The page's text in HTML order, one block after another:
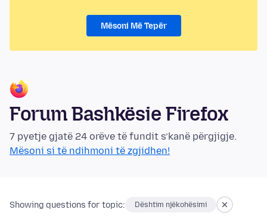
Mësoni Më Tepër
Forum Bashkësie Firefox
7 pyetje gjatë 24 orëve të fundit s’kanë përgjigje.
Mësoni si të ndihmoni të zgjidhen!
Showing questions for topic: Dështim njëkohësimi